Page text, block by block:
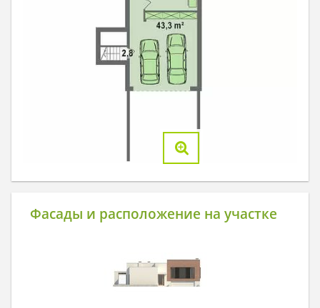
Фасады и расположение на участке